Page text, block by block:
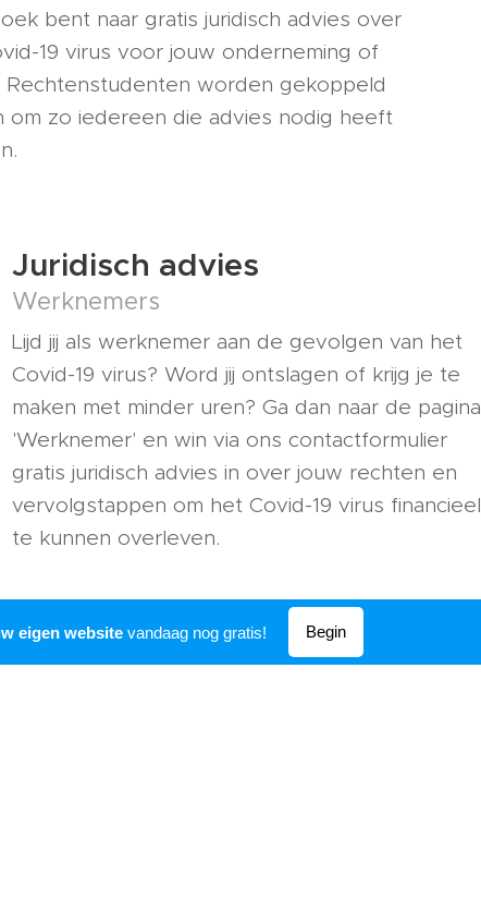
bent naar gratis juridisch advies over
19 virus voor jouw onderneming of
worden gekoppeld
zo iedereen die advies nodig heeft
Juridisch advies
Werknemers
Lijd jij als werknemer aan de gevolgen van het
Covid-19 virus? Word jij ontslagen of krijg je te
maken met minder uren? Ga dan naar de pagina
'Werknemer' en win via ons contactformulier
gratis juridisch advies in over jouw rechten en
vervolgstappen om het Covid-19 virus financieel
te kunnen overleven.
eigen websitevandaag nog gratis! Begin